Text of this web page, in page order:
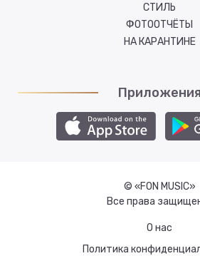
СТИЛЬ
ФОТООТЧЁТЫ
НА КАРАНТИНЕ
Приложения
© «FON MUSIC»
Все права
О нас
Политика